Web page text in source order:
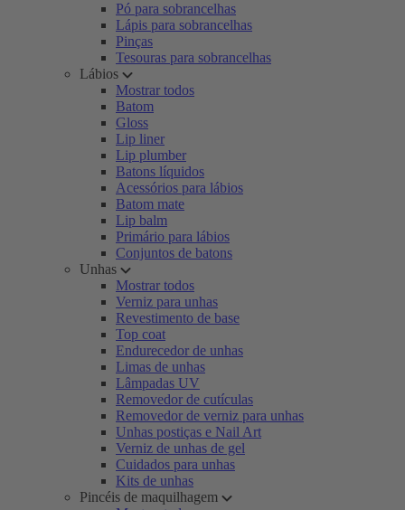
Pó para sobrancelhas
Lápis para sobrancelhas
Pinças
Tesouras para sobrancelhas
Lábios
Mostrar todos
Batom
Gloss
Lip liner
Lip plumber
Batons líquidos
Acessórios para lábios
Batom mate
Lip balm
Primário para lábios
Conjuntos de batons
Unhas
Mostrar todos
Verniz para unhas
Revestimento de base
Top coat
Endurecedor de unhas
Limas de unhas
Lâmpadas UV
Removedor de cutículas
Removedor de verniz para unhas
Unhas postiças e Nail Art
Verniz de unhas de gel
Cuidados para unhas
Kits de unhas
Pincéis de maquilhagem